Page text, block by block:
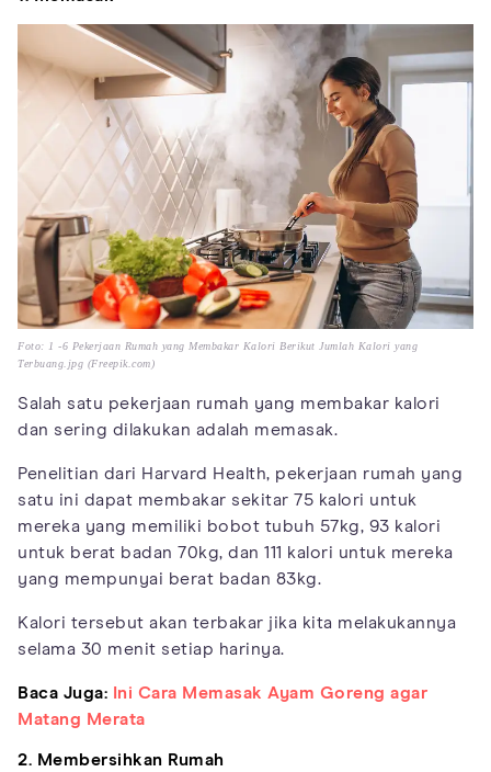
Foto: 1 -6 Pekerjaan Rumah yang Membakar Kalori Berikut Jumlah Kalori yang
Terbuang.jpg (Freepik.com)
Salah satu pekerjaan rumah yang membakar kalori
dan sering dilakukan adalah memasak.
Penelitian dari Harvard Health, pekerjaan rumah yang
satu ini dapat membakar sekitar 75 kalori untuk
mereka yang memiliki bobot tubuh 57kg, 93 kalori
untuk berat badan 70kg, dan 111 kalori untuk mereka
yang mempunyai berat badan 83kg.
Kalori tersebut akan terbakar jika kita melakukannya
selama 30 menit setiap harinya.
Baca Juga: Ini Cara Memasak Ayam Goreng agar
Matang Merata
2. Membersihkan Rumah